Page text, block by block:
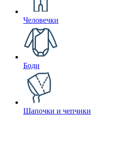
Человечки
Боди
Шапочки и чепчики